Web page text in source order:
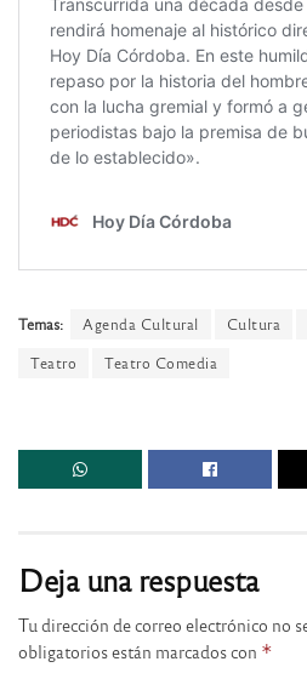
Temas: Agenda Cultural Cultura
Teatro
Teatro Comedia
Deja una respuesta
Tu dirección de correo electrónico no
obligatorios están marcados con *